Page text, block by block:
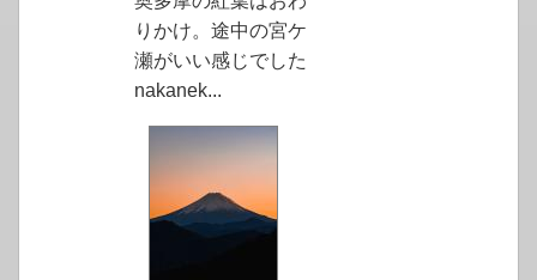
りかけ。途中の宮ケ
瀬がいい感じでした
nakanek...